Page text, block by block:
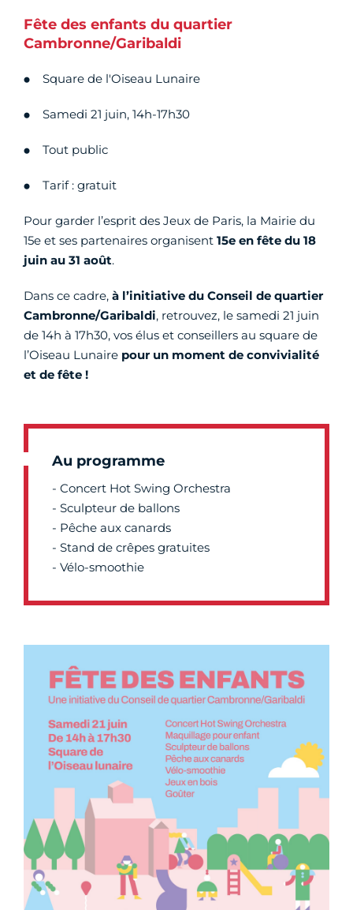
Fête des enfants du quartier
Cambronne/Garibaldi
Square de l'Oiseau Lunaire
Samedi 21 juin, 14h-17h30
Tout public
Tarif : gratuit
Pour garder l’esprit des Jeux de Paris, la Mairie du
15e et ses partenaires organisent 15e en fête du 18
juin au 31 août.
Dans ce cadre, à l’initiative du Conseil de quartier
Cambronne/Garibaldi, retrouvez, le samedi 21 juin
de 14h à 17h30, vos élus et conseillers au square de
l’Oiseau Lunaire pour un moment de convivialité
et de fête !
Au programme
- Concert Hot Swing Orchestra
- Sculpteur de ballons
- Pêche aux canards
- Stand de crêpes gratuites
- Vélo-smoothie